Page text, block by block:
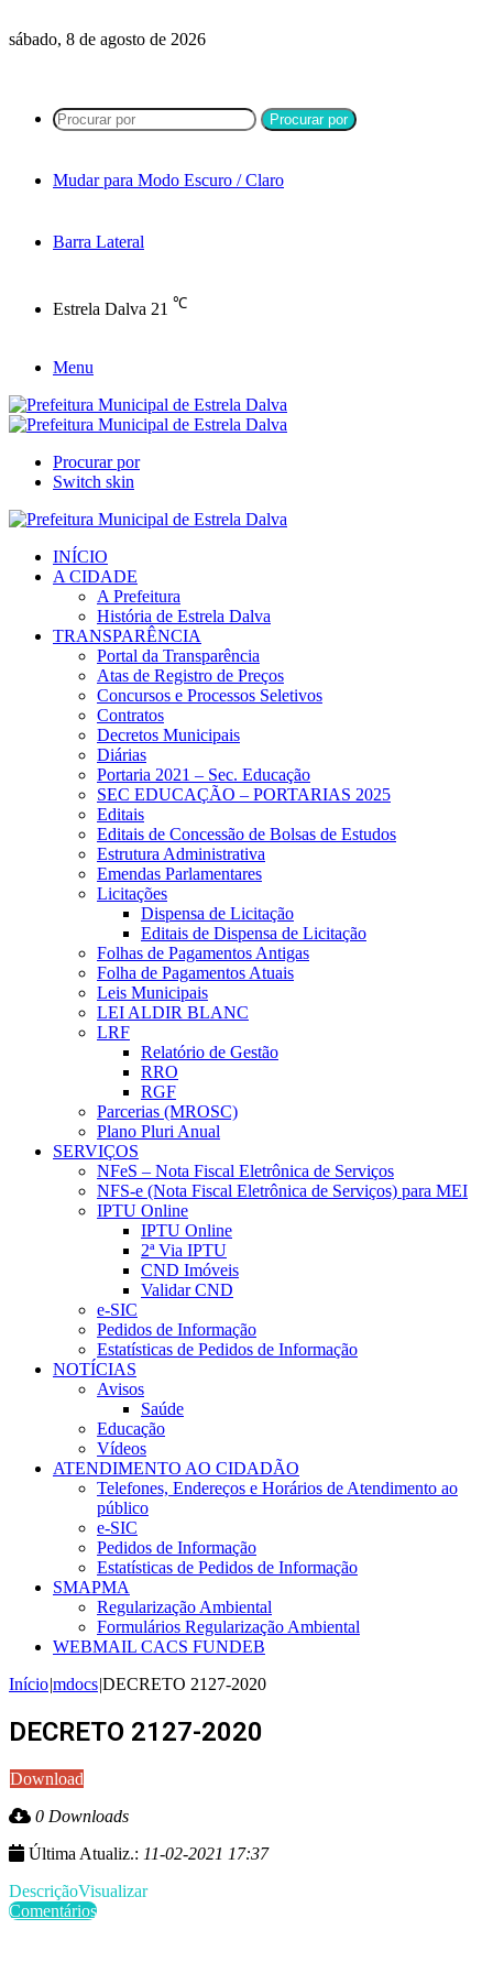
sábado, 8 de agosto de 2026
Procurar por
Mudar para Modo Escuro / Claro
Barra Lateral
Estrela Dalva 21 ℃
Menu
Procurar por
Switch skin
INÍCIO
A CIDADE
A Prefeitura
História de Estrela Dalva
TRANSPARÊNCIA
Portal da Transparência
Atas de Registro de Preços
Concursos e Processos Seletivos
Contratos
Decretos Municipais
Diárias
Portaria 2021 – Sec. Educação
SEC EDUCAÇÃO – PORTARIAS 2025
Editais
Editais de Concessão de Bolsas de Estudos
Estrutura Administrativa
Emendas Parlamentares
Licitações
Dispensa de Licitação
Editais de Dispensa de Licitação
Folhas de Pagamentos Antigas
Folha de Pagamentos Atuais
Leis Municipais
LEI ALDIR BLANC
LRF
Relatório de Gestão
RRO
RGF
Parcerias (MROSC)
Plano Pluri Anual
SERVIÇOS
NFeS – Nota Fiscal Eletrônica de Serviços
NFS-e (Nota Fiscal Eletrônica de Serviços) para MEI
IPTU Online
IPTU Online
2ª Via IPTU
CND Imóveis
Validar CND
e-SIC
Pedidos de Informação
Estatísticas de Pedidos de Informação
NOTÍCIAS
Avisos
Saúde
Educação
Vídeos
ATENDIMENTO AO CIDADÃO
Telefones, Endereços e Horários de Atendimento ao
público
e-SIC
Pedidos de Informação
Estatísticas de Pedidos de Informação
SMAPMA
Regularização Ambiental
Formulários Regularização Ambiental
WEBMAIL CACS FUNDEB
Início|mdocs|DECRETO 2127-2020
DECRETO 2127-2020
Download
0 Downloads
Última Atualiz.: 11-02-2021 17:37
DescriçãoVisualizar
Comentários